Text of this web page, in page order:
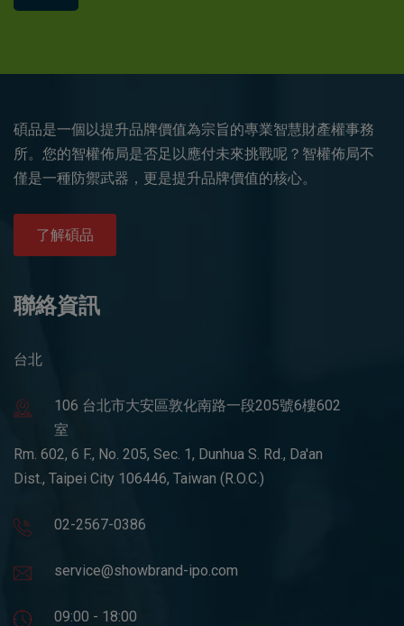
碩品是一個以提升品牌價值為宗旨的專業智慧財產權事務
所。您的智權佈局是否足以應付未來挑戰呢？智權佈局不
僅是一種防禦武器，更是提升品牌價值的核心。
了解碩品
聯絡資訊
台北
106 台北市大安區敦化南路一段205號6樓602
室
Rm. 602, 6 F., No. 205, Sec. 1, Dunhua S. Rd., Da'an
Dist., Taipei City 106446, Taiwan (R.O.C.)
02-2567-0386
service@showbrand-ipo.com
09:00 - 18:00